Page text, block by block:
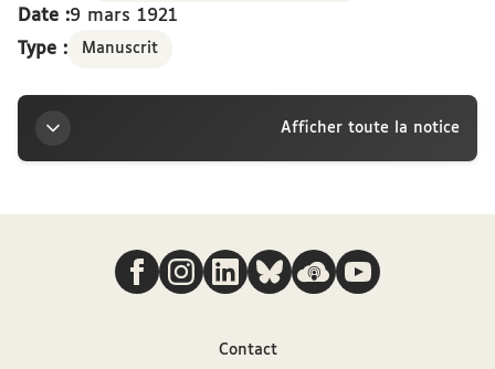
Date :9 mars 1921
Type :
Manuscrit
Afficher toute la notice
Titre
Lettre de Raymond Poincaré à la marquise
Arconati-Visconti, Paris, 9 mars 1921
Nous suivre
Contact